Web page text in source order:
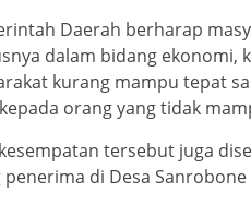
Daerah berharap
dalam bidang ekonomi,
kurang mampu tepat
orang yang tidak
tersebut juga
di Desa